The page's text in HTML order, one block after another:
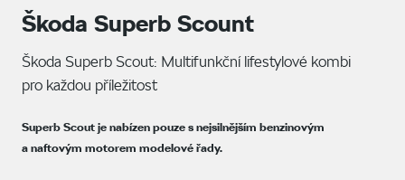
Škoda Superb Scount
Škoda Superb Scout: Multifunkční lifestylové kombi
pro každou příležitost
Superb Scout je nabízen pouze s nejsilnějším benzinovým
a naftovým motorem modelové řady.